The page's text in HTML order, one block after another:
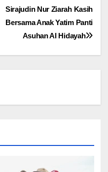
Sirajudin Nur Ziarah Kasih
Bersama Anak Yatim Panti
Asuhan Al Hidayah